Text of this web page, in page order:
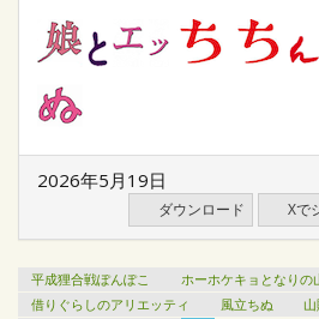
2026年5月19日
ダウンロード Xで
平成狸合戦ぽんぽこ ホーホケキョとなりの
借りぐらしのアリエッティ
風立ちぬ